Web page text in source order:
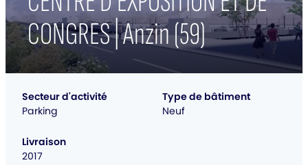
CONGRES | Anzin (59)
Secteur d'activité
Parking
Type de bâtiment
Neuf
Livraison
2017